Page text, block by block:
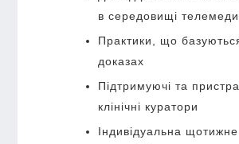
в середовищі
Практики, що
доказах
Підтримуючі та
клінічні куратори
Індивідуальна